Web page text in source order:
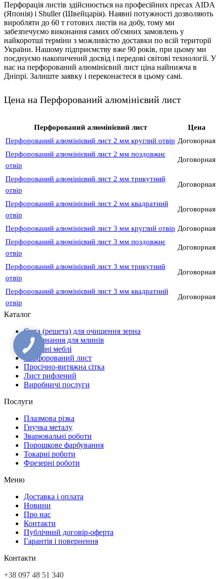
Перфорація листів здійснюється на професійних пресах AIDA
(Японія) і Shuller (Швейцарія). Наявні потужності дозволяють
виробляти до 60 т готових листів на добу, тому ми
забезпечуємо виконання самих об'ємних замовлень у
найкоротші терміни з можливістю доставки по всій території
України. Нашому підприємству вже 90 років, при цьому ми
поєднуємо накопичений досвід і передові світові технології. У
нас на перфорований алюмінієвий лист ціна найнижча в
Дніпрі. Залиште заявку і переконаєтеся в цьому самі.
Цена на Перфорований алюмінієвий лист
Перфорований алюмінієвий лист
Цена
Перфорований алюмінієвий лист 2 мм круглий отвір Договорная
Перфорований алюмінієвий лист 2 мм поздовжнє
отвір
Договорная
Перфорований алюмінієвий лист 2 мм трикутний
отвір
Договорная
Перфорований алюмінієвий лист 2 мм квадратний
отвір
Договорная
Перфорований алюмінієвий лист 3 мм круглий отвір Договорная
Перфорований алюмінієвий лист 3 мм поздовжнє
отвір
Договорная
Перфорований алюмінієвий лист 3 мм трикутний
отвір
Договорная
Перфорований алюмінієвий лист 3 мм квадратний
отвір
Договорная
Каталог
Сита (решета) для очищення зерна
Обладнання для млинів
Вуличні меблі
Перфорований лист
Просічно-витяжна сітка
Лист рифлений
Виробничі послуги
Послуги
Плазмова різка
Гнучка металу
Зварювальні роботи
Порошкове фарбування
Токарні роботи
Фрезерні роботи
Меню
Доставка і оплата
Новини
Про нас
Контакти
Публічний договір-оферта
Гарантія і повернення
Контакти
+38 097 48 51 340